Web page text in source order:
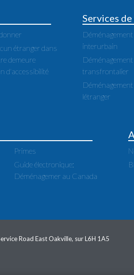
étranger dans
demeure
d'accessibilité
Services
Déménagement
interurbain
Déménagement
transfrontalier
Déménagement
létranger
Primes
Guide électronique:
Déménagemer au Canada
Road East Oakville, sur L6H 1A5